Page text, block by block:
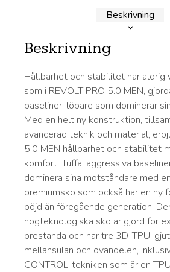
Beskrivning
Beskrivning
Hållbarhet och stabilitet har aldrig
som i REVOLT PRO 5.0 MEN,
baseliner-löpare som dominerar
Med en helt ny konstruktion,
avancerad teknik och material,
5.0 MEN hållbarhet och stabilitet
komfort. Tuffa, aggressiva
dominera sina motståndare med
premiumsko som också har en ny
böjd än föregående generation.
högteknologiska sko är gjord för
prestanda och har tre 3D-TPU-
mellansulan och ovandelen,
CONTROL-tekniken som är en